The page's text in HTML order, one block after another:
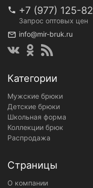
+7 (977) 125-
Запрос оптовых цен
info@mir-bruk.ru
Категории
Мужские брюки
Детские брюки
Школьная форма
Коллекции брюк
Распродажа
Страницы
О компании